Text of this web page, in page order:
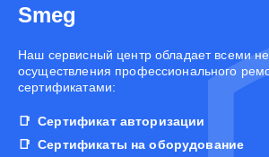
Smeg
Наш сервисный центр обладает всеми
осуществления профессионального
сертификатами:
Сертификат авторизации
Сертификаты на оборудование